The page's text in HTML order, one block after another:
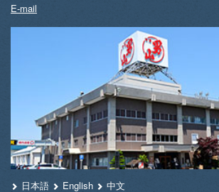
E-mail
日本語 English 中文